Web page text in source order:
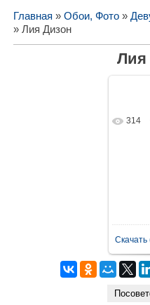
Главная » Обои, Фото»
» Лия Дизон
Лия
314